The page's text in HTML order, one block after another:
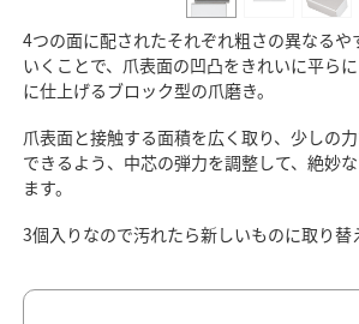
4つの面に配されたそれぞれ粗さの異なるや
いくことで、爪表面の凹凸をきれいに平ら
に仕上げるブロック型の爪磨き。
爪表面と接触する面積を広く取り、少しの
できるよう、中芯の弾力を調整して、絶妙
ます。
3個入りなので汚れたら新しいものに取り替